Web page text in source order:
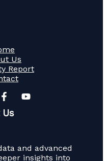
Us
Report
and advanced
insights into